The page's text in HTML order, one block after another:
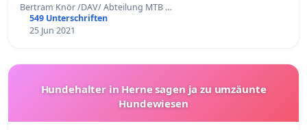
Bertram Knör /DAV/ Abteilung MTB …
549 Unterschriften
25 Jun 2021
Hundehalter in Herne sagen ja zu umzäunte
Hundewiesen